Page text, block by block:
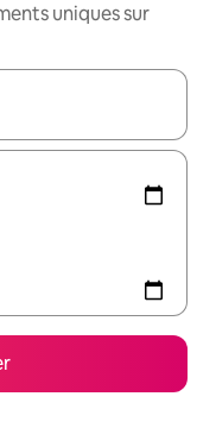
uniques sur
les flèches vers le